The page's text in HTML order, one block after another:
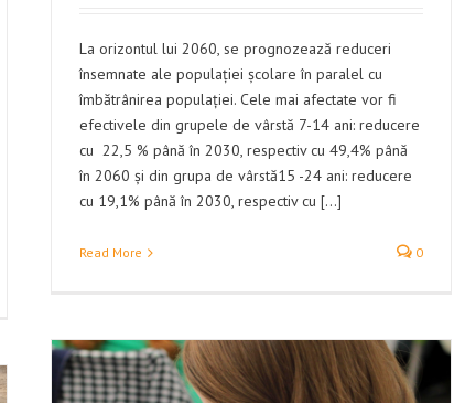
La orizontul lui 2060, se prognozează reduceri
însemnate ale populației școlare în paralel cu
îmbătrânirea populației. Cele mai afectate vor fi
efectivele din grupele de vârstă 7-14 ani: reducere
cu 22,5 % până în 2030, respectiv cu 49,4% până
în 2060 și din grupa de vârstă15 -24 ani: reducere
cu 19,1% până în 2030, respectiv cu [...]
Read More 0